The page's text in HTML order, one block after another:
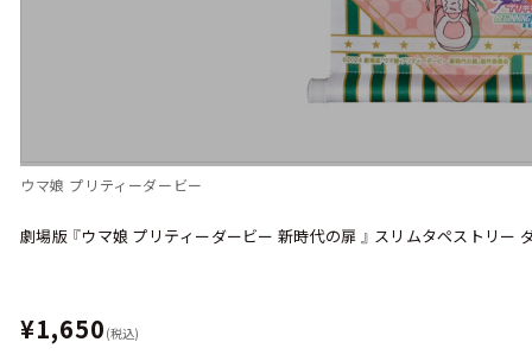
ウマ娘 プリティーダービー
劇場版 『ウマ娘 プリティーダービー 新時代の扉 』 スリムタペストリー
¥1,650 (税込)